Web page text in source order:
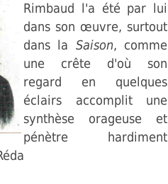
Rimbaud l'a été par lui
dans son œuvre, surtout
dans la Saison, comme
une crête d'où son
regard en quelques
éclairs accomplit une
synthèse orageuse et
pénètre hardiment